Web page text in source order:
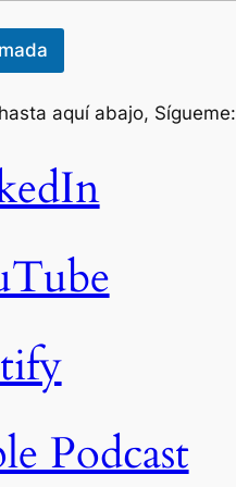
aquí abajo, Sígueme:
Podcast